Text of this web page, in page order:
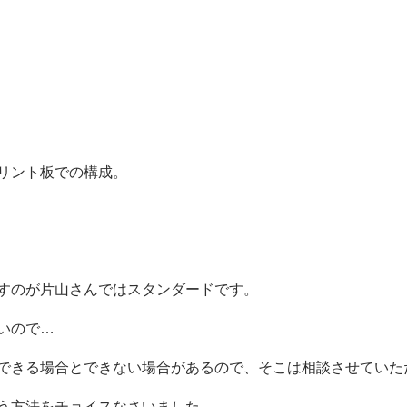
ント板での構成。
が片山さんではスタンダードです。
ので…
る場合とできない場合があるので、そこは相談させていた